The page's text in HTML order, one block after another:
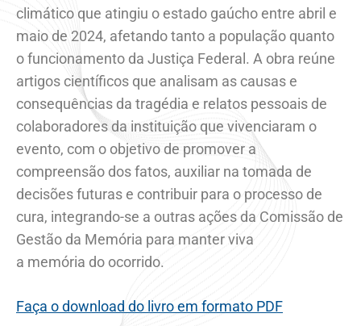
climático que atingiu o estado gaúcho entre abril e
maio de 2024, afetando tanto a população quanto
o funcionamento da Justiça Federal. A obra reúne
artigos científicos que analisam as causas e
consequências da tragédia e relatos pessoais de
colaboradores da instituição que vivenciaram o
evento, com o objetivo de promover a
compreensão dos fatos, auxiliar na tomada de
decisões futuras e contribuir para o processo de
cura, integrando-se a outras ações da Comissão de
Gestão da Memória para manter viva
a memória do ocorrido.
Faça o download do livro em formato PDF